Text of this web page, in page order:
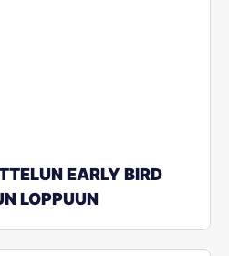
EARLY BIRD
LOPPUUN